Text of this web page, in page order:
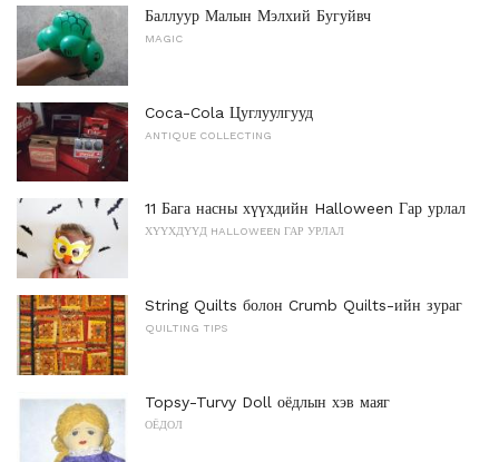
Баллуур Малын Мэлхий Бугуйвч
MAGIC
Coca-Cola Цуглуулгууд
ANTIQUE COLLECTING
11 Бага насны хүүхдийн Halloween Гар урлал
ХҮҮХДҮҮД HALLOWEEN ГАР УРЛАЛ
String Quilts болон Crumb Quilts-ийн зураг
QUILTING TIPS
Topsy-Turvy Doll оёдлын хэв маяг
ОЁДОЛ